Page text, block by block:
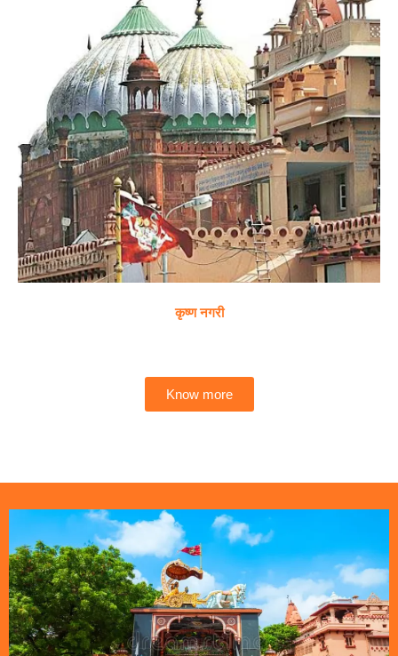
कृष्ण नगरी
Know more